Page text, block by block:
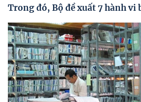
Phát triển kinh tế tư nhân và
Ocop và chuỗi giá trị Nông sản
Kinh tế tư nhân
Doanh nghiệp dân tộc
Khác
Trong đó, Bộ đề xuất 7 hành vi